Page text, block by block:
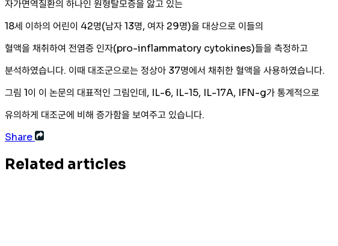
자가면역질환의 하나인 원형탈모증을 앓고 있는
18세 이하의 어린이 42명(남자 13명, 여자 29명)을 대상으로 이들의
혈액을 채취하여 전염증 인자(pro-inflammatory cytokines)들을 측정하고
분석하였습니다. 이때 대조군으로는 정상아 37명에서 채취한 혈액을 사용하였습니다.
그림 1이 이 논문의 대표적인 그림인데, IL-6, IL-15, IL-17A, IFN-g가 통계적으로
유의하게 대조군에 비해 증가함을 보여주고 있습니다.
Share
Related articles